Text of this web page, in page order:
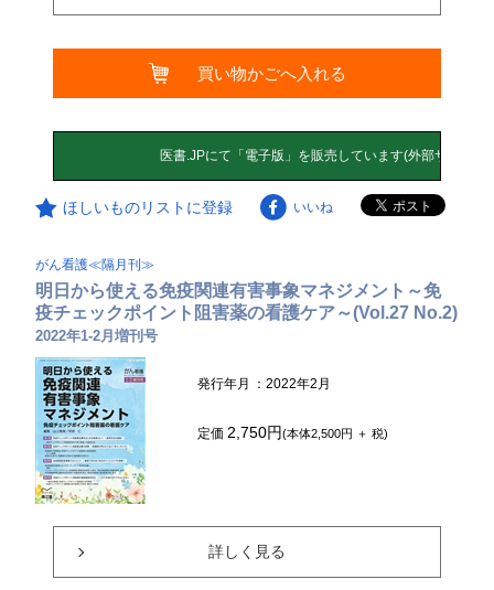
買い物かごへ入れる
ほしいものリストに登録 いいね
がん看護≪隔月刊≫
明日から使える免疫関連有害事象マネジメント～免
疫チェックポイント阻害薬の看護ケア～(Vol.27 No.2)
2022年1‐2月増刊号
発行年月 ：2022年2月
定価 2,750円(本体2,500円 ＋ 税)
詳しく見る